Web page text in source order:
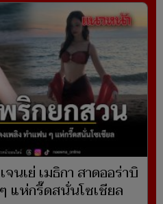
นเย่ เมธิกา สาดออร่าบิ
แห่กรี๊ดสนั่นโซเชียล